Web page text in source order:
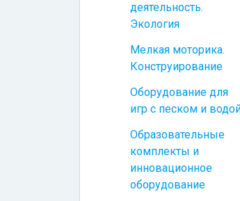
деятельность.
Экология
Мелкая моторика.
Конструирование
Оборудование для
игр с песком и
Образовательные
комплекты и
инновационное
оборудование